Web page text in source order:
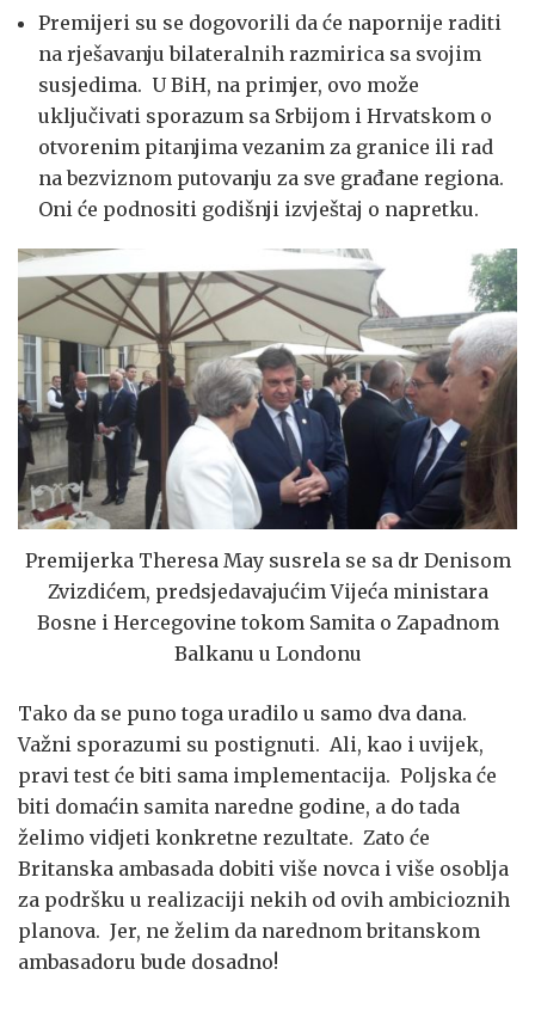
Premijeri su se dogovorili da će napornije raditi
na rješavanju bilateralnih razmirica sa svojim
susjedima. U BiH, na primjer, ovo može
uključivati sporazum sa Srbijom i Hrvatskom o
otvorenim pitanjima vezanim za granice ili rad
na bezviznom putovanju za sve građane regiona.
Oni će podnositi godišnji izvještaj o napretku.
Premijerka Theresa May susrela se sa dr Denisom
Zvizdićem, predsjedavajućim Vijeća ministara
Bosne i Hercegovine tokom Samita o Zapadnom
Balkanu u Londonu
Tako da se puno toga uradilo u samo dva dana.
Važni sporazumi su postignuti. Ali, kao i uvijek,
pravi test će biti sama implementacija. Poljska će
biti domaćin samita naredne godine, a do tada
želimo vidjeti konkretne rezultate. Zato će
Britanska ambasada dobiti više novca i više osoblja
za podršku u realizaciji nekih od ovih ambicioznih
planova. Jer, ne želim da narednom britanskom
ambasadoru bude dosadno!